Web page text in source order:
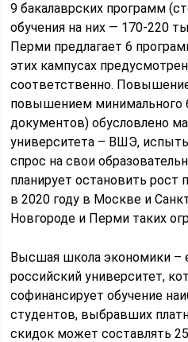
9 бакалаврских программ
обучения на них — 170-220
Перми предлагает 6
этих кампусах
соответственно.
повышением минимального
документов) обусловлено
университета – ВШЭ,
спрос на свои
планирует остановить рост
в 2020 году в Москве и
Новгороде и Перми таких
Высшая школа экономики –
российский университет,
софинансирует обучение
студентов, выбравших
скидок может составлять